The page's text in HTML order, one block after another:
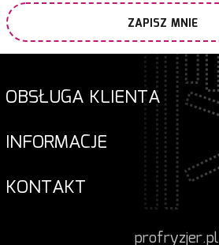
ZAPISZ MNIE
OBSŁUGA KLIENTA
INFORMACJE
KONTAKT
profryzjer.pl